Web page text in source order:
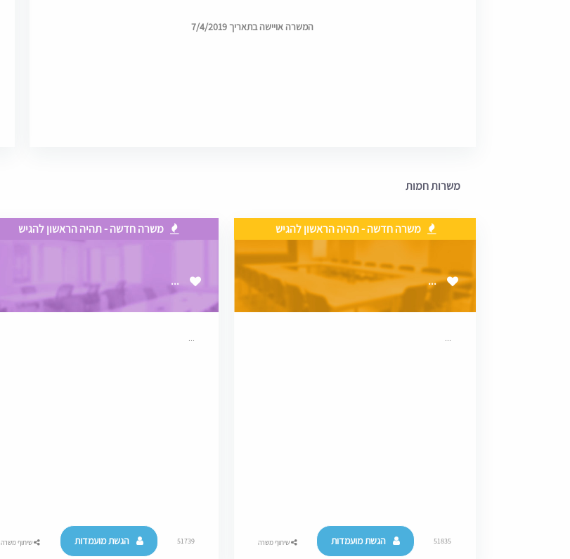
המשרה אויישה בתאריך 7/4/2019
משרות חמות
משרה חדשה - תהיה הראשון להגיש
...
...
51835 הגשת מועמדות שיתוף משרה
משרה חדשה - תהיה הראשון להגיש
...
...
51739 הגשת מועמדות שיתוף משרה